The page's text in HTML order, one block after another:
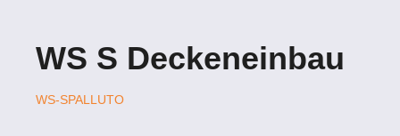
WS S Deckeneinbau
WS-SPALLUTO